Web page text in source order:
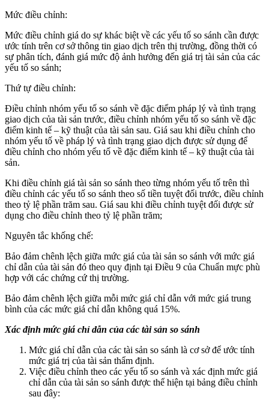
Mức điều chỉnh:
Mức điều chỉnh giá do sự khác biệt về các yếu tố so sánh cần được
ước tính trên cơ sở thông tin giao dịch trên thị trường, đồng thời có
sự phân tích, đánh giá mức độ ảnh hưởng đến giá trị tài sản của các
yếu tố so sánh;
Thứ tự điều chỉnh:
Điều chỉnh nhóm yếu tố so sánh về đặc điểm pháp lý và tình trạng
giao dịch của tài sản trước, điều chỉnh nhóm yếu tố so sánh về đặc
điểm kinh tế – kỹ thuật của tài sản sau. Giá sau khi điều chỉnh cho
nhóm yếu tố về pháp lý và tình trạng giao dịch được sử dụng để
điều chỉnh cho nhóm yếu tố về đặc điểm kinh tế – kỹ thuật của tài
sản.
Khi điều chỉnh giá tài sản so sánh theo từng nhóm yếu tố trên thì
điều chỉnh các yếu tố so sánh theo số tiền tuyệt đối trước, điều chỉnh
theo tỷ lệ phần trăm sau. Giá sau khi điều chỉnh tuyệt đối được sử
dụng cho điều chỉnh theo tỷ lệ phần trăm;
Nguyên tắc khống chế:
Bảo đảm chênh lệch giữa mức giá của tài sản so sánh với mức giá
chỉ dẫn của tài sản đó theo quy định tại Điều 9 của Chuẩn mực phù
hợp với các chứng cứ thị trường.
Bảo đảm chênh lệch giữa mỗi mức giá chỉ dẫn với mức giá trung
bình của các mức giá chỉ dẫn không quá 15%.
Xác định mức giá chỉ dẫn của các tài sản so sánh
Mức giá chỉ dẫn của các tài sản so sánh là cơ sở để ước tính
mức giá trị của tài sản thẩm định.
Việc điều chỉnh theo các yếu tố so sánh và xác định mức giá
chỉ dẫn của tài sản so sánh được thể hiện tại bảng điều chỉnh
sau đây: